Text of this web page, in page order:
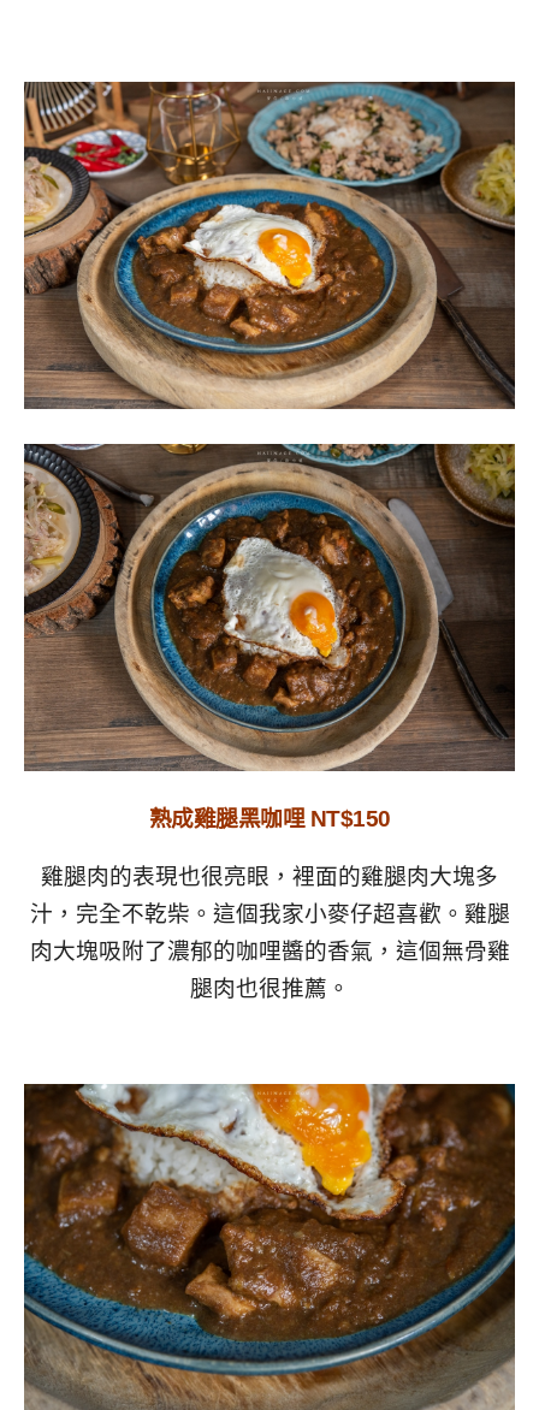
熟成雞腿黑咖哩 NT$150
雞腿肉的表現也很亮眼，裡面的雞腿肉大塊多
汁，完全不乾柴。這個我家小麥仔超喜歡。雞腿
肉大塊吸附了濃郁的咖哩醬的香氣，這個無骨雞
腿肉也很推薦。